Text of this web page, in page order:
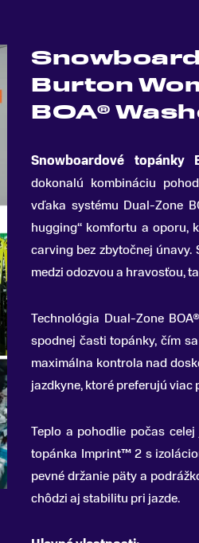
Burton
BOA®
Snowboardové topánky
dokonalú kombináciu
vďaka systému Dual-Zone
hugging“ komfortu a oporu,
carving bez zbytočnej
medzi odozvou a hravosťou,
Technológia Dual-Zone
spodnej časti topánky, čím
maximálna kontrola nad
jazdkyne, ktoré preferujú
Teplo a pohodlie počas
topánka Imprint™ 2 s
pevné držanie päty a
chôdzi aj stabilitu pri jazde.